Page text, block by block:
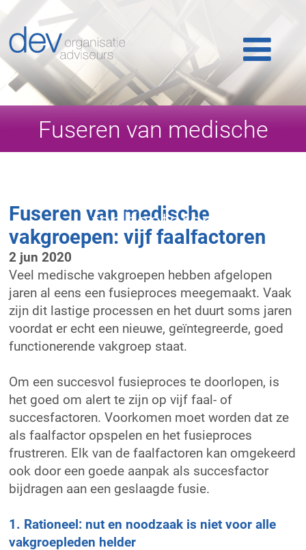
Fuseren van medische
faalfactoren
Fuseren van medische
vakgroepen: vijf faalfactoren
2 jun 2020
Veel medische vakgroepen hebben afgelopen
jaren al eens een fusieproces meegemaakt. Vaak
zijn dit lastige processen en het duurt soms jaren
voordat er echt een nieuwe, geïntegreerde, goed
functionerende vakgroep staat.
Om een succesvol fusieproces te doorlopen, is
het goed om alert te zijn op vijf faal- of
succesfactoren. Voorkomen moet worden dat ze
als faalfactor opspelen en het fusieproces
frustreren. Elk van de faalfactoren kan omgekeerd
ook door een goede aanpak als succesfactor
bijdragen aan een geslaagde fusie.
1. Rationeel: nut en noodzaak is niet voor alle
vakgroepleden helder
Home
Ons werk
Ons team
Publicaties
Klantlogin
Contact